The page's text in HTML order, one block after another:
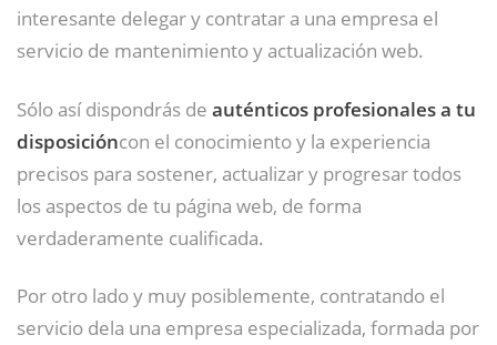
interesante delegar y contratar a una empresa el
servicio de mantenimiento y actualización web.
Sólo así dispondrás de auténticos profesionales a tu
disposicióncon el conocimiento y la experiencia
precisos para sostener, actualizar y progresar todos
los aspectos de tu página web, de forma
verdaderamente cualificada.
Por otro lado y muy posiblemente, contratando el
servicio dela una empresa especializada, formada por